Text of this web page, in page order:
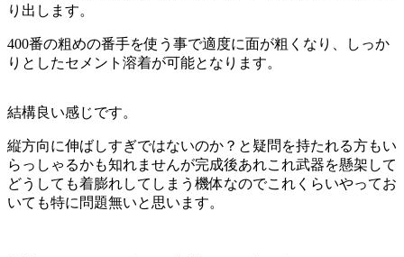
り出します。
400番の粗めの番手を使う事で適度に面が粗くなり、しっか
りとしたセメント溶着が可能となります。
結構良い感じです。
縦方向に伸ばしすぎではないのか？と疑問を持たれる方もい
らっしゃるかも知れませんが完成後あれこれ武器を懸架して
どうしても着膨れしてしまう機体なのでこれくらいやってお
いても特に問題無いと思います。